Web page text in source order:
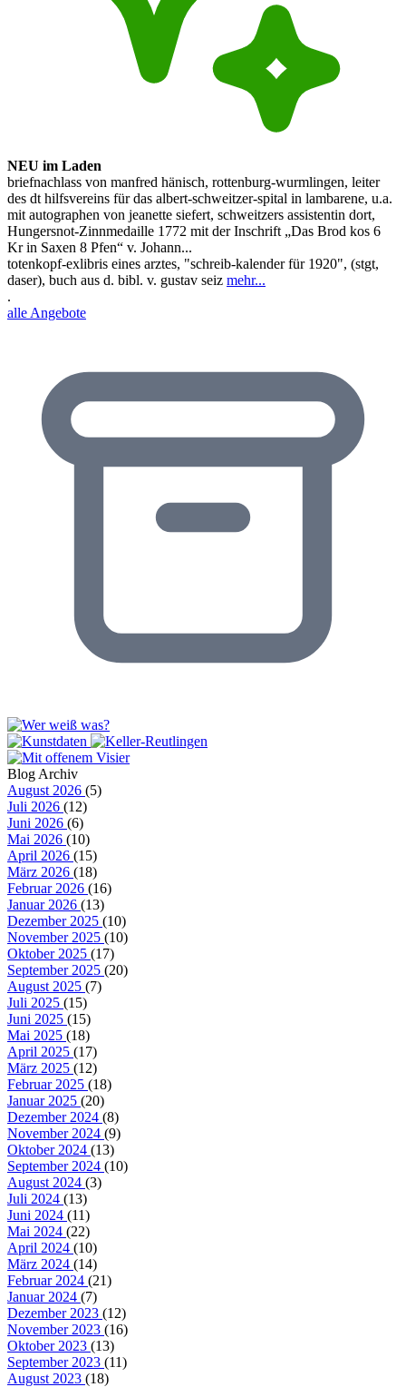
NEU im Laden
briefnachlass von manfred hänisch, rottenburg-wurmlingen, leiter
des dt hilfsvereins für das albert-schweitzer-spital in lambarene, u.a.
mit autographen von jeanette siefert, schweitzers assistentin dort,
Hungersnot-Zinnmedaille 1772 mit der Inschrift „Das Brod kos 6
Kr in Saxen 8 Pfen“ v. Johann...
totenkopf-exlibris eines arztes, "schreib-kalender für 1920", (stgt,
daser), buch aus d. bibl. v. gustav seiz mehr...
.
alle Angebote
Blog Archiv
August 2026 (5)
Juli 2026 (12)
Juni 2026 (6)
Mai 2026 (10)
April 2026 (15)
März 2026 (18)
Februar 2026 (16)
Januar 2026 (13)
Dezember 2025 (10)
November 2025 (10)
Oktober 2025 (17)
September 2025 (20)
August 2025 (7)
Juli 2025 (15)
Juni 2025 (15)
Mai 2025 (18)
April 2025 (17)
März 2025 (12)
Februar 2025 (18)
Januar 2025 (20)
Dezember 2024 (8)
November 2024 (9)
Oktober 2024 (13)
September 2024 (10)
August 2024 (3)
Juli 2024 (13)
Juni 2024 (11)
Mai 2024 (22)
April 2024 (10)
März 2024 (14)
Februar 2024 (21)
Januar 2024 (7)
Dezember 2023 (12)
November 2023 (16)
Oktober 2023 (13)
September 2023 (11)
August 2023 (18)